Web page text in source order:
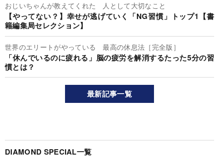
おじいちゃんが教えてくれた 人として大切なこと
【やってない？】幸せが逃げていく「NG習慣」トップ1【書
籍編集局セレクション】
世界のエリートがやっている 最高の休息法［完全版］
「休んでいるのに疲れる」脳の疲労を解消するたった5分の習
慣とは？
最新記事一覧
DIAMOND SPECIAL一覧